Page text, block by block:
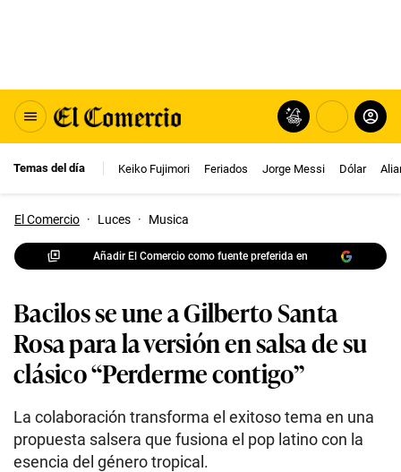
Temas del día Keiko Fujimori Feriados Jorge Messi Dólar
El Comercio · Luces · Musica
Añadir El Comercio como fuente preferida en
Bacilos se une a Gilberto Santa
Rosa para la versión en salsa de su
clásico “Perderme contigo”
La colaboración transforma el exitoso tema en una
propuesta salsera que fusiona el pop latino con la
esencia del género tropical.